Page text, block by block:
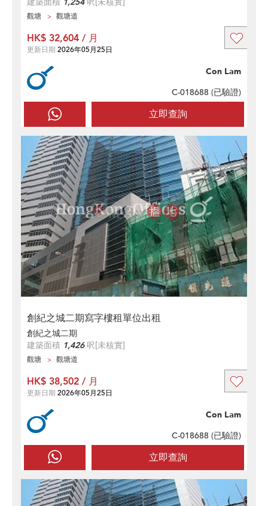
觀塘 觀塘道
立即查詢
Con Lam
C-018688 (已驗證)
HK$ 32,604 / 月
更新日期 2026年05月25日
創紀之城二期寫字樓租單位出租
創紀之城二期
建築面積 1,426呎[未核實]
觀塘 觀塘道
立即查詢
Con Lam
C-018688 (已驗證)
HK$ 38,502 / 月
更新日期 2026年05月25日